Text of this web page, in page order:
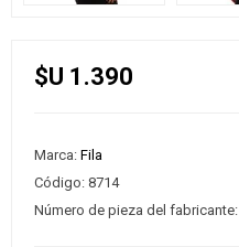
$U 1.390
Marca: Fila
Código: 8714
Número de pieza del fabricante: